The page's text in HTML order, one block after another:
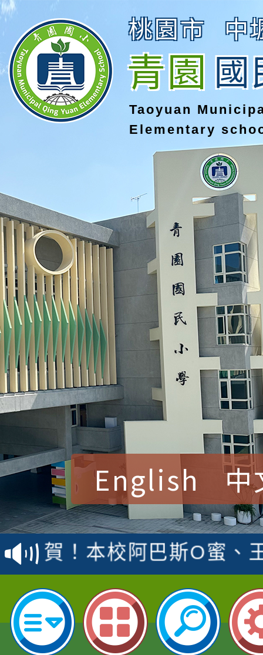
桃園市 中
青園國
Taoyuan
Elementary
English 中
賀！本校參加桃園市中
賽 洪綺君教師榮獲社
名
賀！本校阿巴斯O蜜、
倩參加桃園市科展 國
名 指導老師王老師、
賀！本校四年二班張O
園市英語競賽國小朗讀
指導老師林老師
賀！本校參加桃園市中
賽 劉文瑛教師榮獲教
賀！本校參與2026世